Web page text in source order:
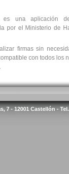
es una aplicación
por el Ministerio de
firmas sin
con todos los
7 - 12001 Castellón -